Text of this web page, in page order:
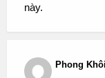
này.
Phong Khôi